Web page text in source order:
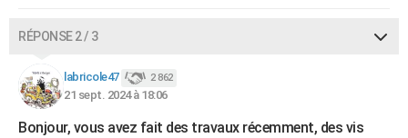
RÉPONSE 2 / 3
labricole47 2 862
21 sept. 2024 à 18:06
Bonjour, vous avez fait des travaux récemment, des vis